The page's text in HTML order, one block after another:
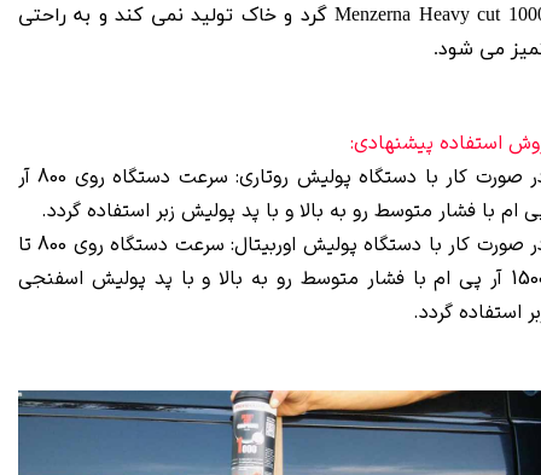
Menzerna Heavy cutگرد و خاک تولید نمی کند و به راحتی
می شود.
استفاده پیشنهادی:
صورت کار با دستگاه پولیش روتاری
: سرعت دستگاه روی 800 آر
ام با فشار متوسط رو به بالا و با پد پولیش زبر استفاده گردد.
صورت کار با دستگاه پولیش اوربیتال
: سرعت دستگاه روی 800 تا
1500 آر پی ام با فشار متوسط رو به بالا و با پد پولیش اسفنجی
استفاده گردد.